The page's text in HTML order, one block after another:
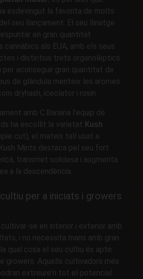
esdevingut la favorita de molts
seu llançament. El seu llinatge
en gran quantitat
cannàbics als EUA, amb els seus
i distintius trets organolèptics
per aconseguir gran quantitat de
de glàndula menteix les aromes
dryhash, iceolator i rosin.
amb C.Banana l'equip de
ha escollit la varietat Kush
cut), el mateix tall usat a
. Kush Mints destaca pel seu fort
transmet solidesa i augmenta
a la descendència.
per a iniciats i growers
se en interior i exterior amb
i no necessita mans amb gran
qual cosa el seu cultiu és apte
growers. Aquells cultivadors més
extreure'n tot el potencial